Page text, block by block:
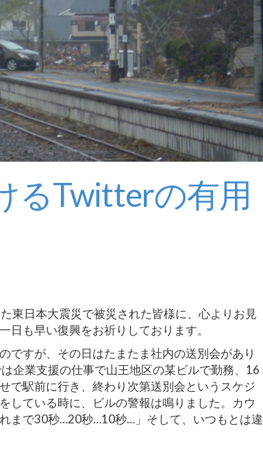
るTwitterの有用
東日本大震災で被災された皆様に、心よりお見
日も早い復興をお祈りしております。
ですが、その日はたまたま社内の送別会があり
企業支援の仕事で山王地区の某ビルで勤務、16
で駅前に行き、終わり次第送別会というスケジ
している時に、ビルの警報は鳴りました。カウ
まで30秒…20秒…10秒…」そして、いつもとは違